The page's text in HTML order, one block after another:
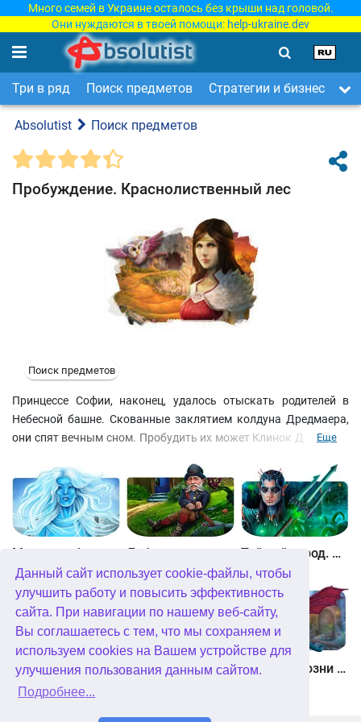
Данный сайт использует cookie-файлы, чтобы
улучшить работу и повысить эффективность
сайта. При навигации по нашему веб-сайту,
Вы соглашаетесь с тем, что мы сохраняем и
используем cookies на Вашем устройстве для
улучшения пользования данным сайтом.
Подробнее...
Много семей в Украине осталось без крыши над головой.
Они нуждаются в твоей помощи: help-ukraine.dev
Три в ряд Поиск предметов Стратегии и бизнес
Absolutist Поиск предметов
Пробуждение. Краснолиственный лес
Поиск предметов
Принцессе Софии, наконец, удалось отыскать родителей в
Небесной башне. Скованные заклятием колдуна Дредмаера,
они спят вечным сном. Пробудить их может Клинок Доблести,
ждет финальное приключение, а сопровождать её будут
верный огнедышащий дракончик, мудрая сова и сказочные
обитатели краснолиственного леса. Решайте головоломки,
отыскивайте предметы, проходите увлекательные мини-игры и
помогите девушке преодолеть все преграды на пути к своей
цели!
Скачать бесплатно "Пробуждение. Краснолиственный лес.
Коллекционное издание"
Еще
Тайный город. Подводное королевство. Коллекционное издание
Небесные земли. Пробуждение гигантов. Коллекционное издание Загадки Нью-Йорка. Пробуждение. Коллекционное издание Химеры. Козни зла. Коллекционное издание